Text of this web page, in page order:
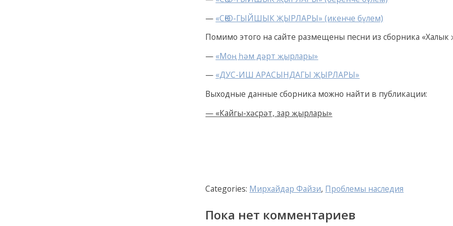
— «СӨЮ-ГЫЙШЫК ҖЫРЛАРЫ» (икенче бүлем)
Помимо этого на сайте размещены песни из сборника «Халык
— «Моң һәм дәрт җырлары»
— «ДУС-ИШ АРАСЫНДАГЫ ҖЫРЛАРЫ»
Выходные данные сборника можно найти в публикации:
— «Кайгы-хәсрәт, зар җырлары»
Categories: Мирхайдар Файзи, Проблемы наследия
Пока нет комментариев